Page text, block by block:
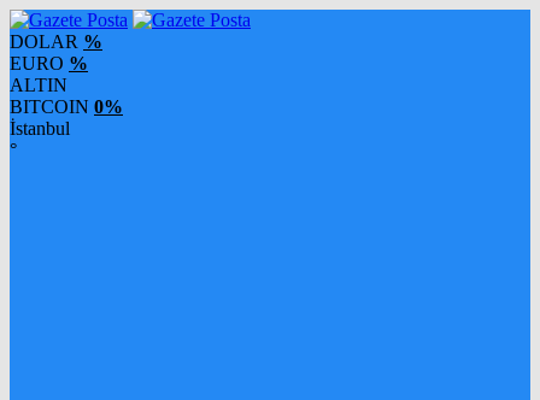
DOLAR %
EURO %
ALTIN
BITCOIN 0%
İstanbul
°